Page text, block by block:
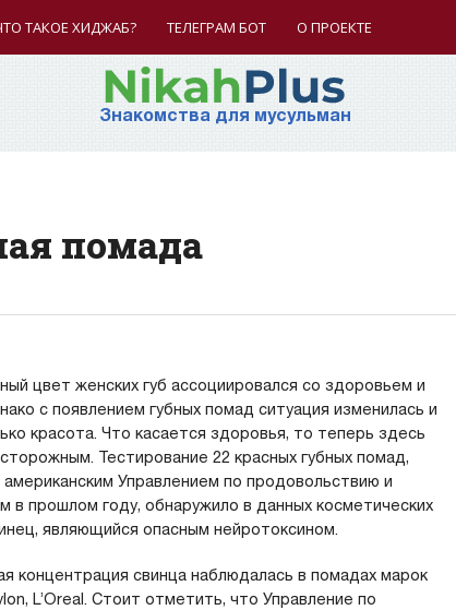
ТАКОЕ ХИДЖАБ? ТЕЛЕГРАМ БОТ О ПРОЕКТЕ
Знакомства для мусульман
помада
цвет женских губ ассоциировался со здоровьем и
с появлением губных помад ситуация изменилась и
красота. Что касается здоровья, то теперь здесь
Тестирование 22 красных губных помад,
Управлением по продовольствию и
в прошлом году, обнаружило в данных косметических
являющийся опасным нейротоксином.
концентрация свинца наблюдалась в помадах марок
L’Oreal. Стоит отметить, что Управление по